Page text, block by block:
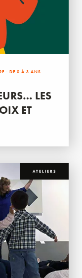
- DE 0 À 3 ANS
LES
ET
ATELIERS